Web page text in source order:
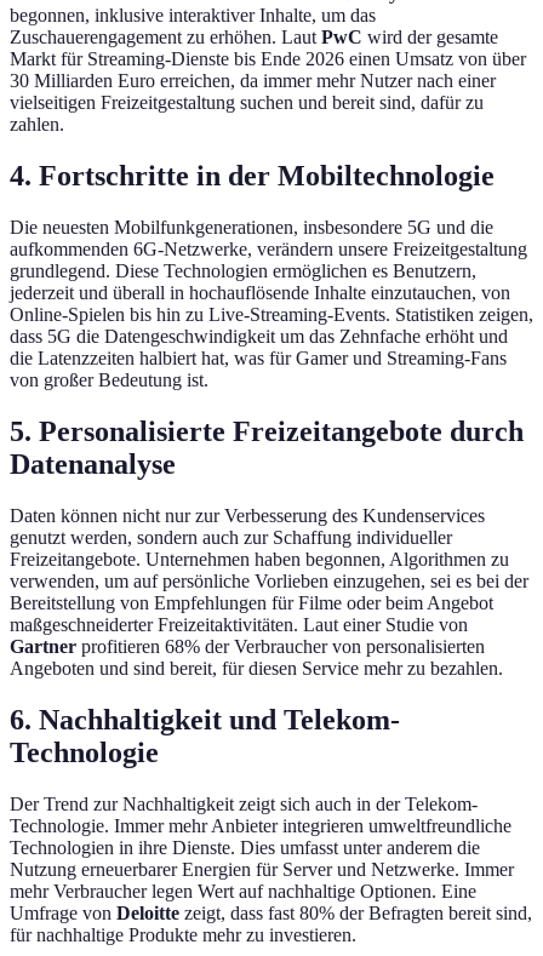
begonnen, inklusive interaktiver Inhalte, um das
Zuschauerengagement zu erhöhen. LautPwC wird der gesamte
Markt für Streaming-Dienste bis Ende 2026 einen Umsatz von über
30 Milliarden Euro erreichen, da immer mehr Nutzer nach einer
vielseitigen Freizeitgestaltung suchen und bereit sind, dafür zu
zahlen.
4. Fortschritte in der Mobiltechnologie
Die neuesten Mobilfunkgenerationen, insbesondere 5G und die
aufkommenden 6G-Netzwerke, verändern unsere Freizeitgestaltung
grundlegend. Diese Technologien ermöglichen es Benutzern,
jederzeit und überall in hochauflösende Inhalte einzutauchen, von
Online-Spielen bis hin zu Live-Streaming-Events. Statistiken zeigen,
dass 5G die Datengeschwindigkeit um das Zehnfache erhöht und
die Latenzzeiten halbiert hat, was für Gamer und Streaming-Fans
von großer Bedeutung ist.
5. Personalisierte Freizeitangebote durch
Datenanalyse
Daten können nicht nur zur Verbesserung des Kundenservices
genutzt werden, sondern auch zur Schaffung individueller
Freizeitangebote. Unternehmen haben begonnen, Algorithmen zu
verwenden, um auf persönliche Vorlieben einzugehen, sei es bei der
Bereitstellung von Empfehlungen für Filme oder beim Angebot
maßgeschneiderter Freizeitaktivitäten. Laut einer Studie von
Gartner profitieren 68% der Verbraucher von personalisierten
Angeboten und sind bereit, für diesen Service mehr zu bezahlen.
6. Nachhaltigkeit und Telekom-
Technologie
Der Trend zur Nachhaltigkeit zeigt sich auch in der Telekom-
Technologie. Immer mehr Anbieter integrieren umweltfreundliche
Technologien in ihre Dienste. Dies umfasst unter anderem die
Nutzung erneuerbarer Energien für Server und Netzwerke. Immer
mehr Verbraucher legen Wert auf nachhaltige Optionen. Eine
Umfrage von Deloitte zeigt, dass fast 80% der Befragten bereit sind,
für nachhaltige Produkte mehr zu investieren.